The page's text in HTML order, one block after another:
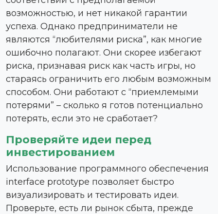
возможностью, и нет никакой гарантии
успеха. Однако предприниматели не
являются “любителями риска”, как многие
ошибочно полагают. Они скорее избегают
риска, признавая риск как часть игры, но
стараясь ограничить его любым возможным
способом. Они работают с “приемлемыми
потерями” – сколько я готов потенциально
потерять, если это не сработает?
Проверяйте идеи перед
инвестированием
Использование программного обеспечения
interface prototype позволяет быстро
визуализировать и тестировать идеи.
Проверьте, есть ли рынок сбыта, прежде